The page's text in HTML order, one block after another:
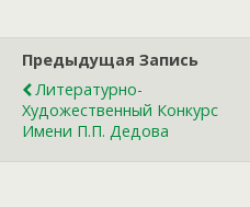
Предыдущая Запись
Литературно-
Художественный Конкурс
Имени П.П. Дедова